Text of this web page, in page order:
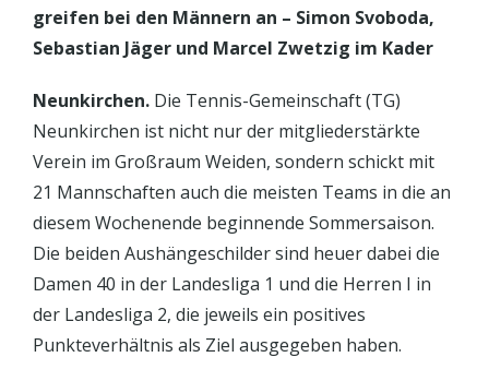
greifen bei den Männern an – Simon Svoboda,
Sebastian Jäger und Marcel Zwetzig im Kader
Neunkirchen. Die Tennis-Gemeinschaft (TG)
Neunkirchen ist nicht nur der mitgliederstärkte
Verein im Großraum Weiden, sondern schickt mit
21 Mannschaften auch die meisten Teams in die an
diesem Wochenende beginnende Sommersaison.
Die beiden Aushängeschilder sind heuer dabei die
Damen 40 in der Landesliga 1 und die Herren I in
der Landesliga 2, die jeweils ein positives
Punkteverhältnis als Ziel ausgegeben haben.